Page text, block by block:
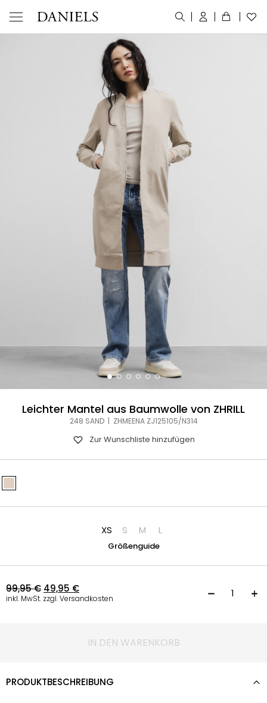
Leichter Mantel aus Baumwolle von ZHRILL
248 SAND | ZHMEENA ZJ125105/N314
Zur Wunschliste hinzufügen
XS S M L
Größenguide
99,95€ 49,95 €
inkl. MwSt. zzgl. Versandkosten
IN DEN WARENKORB
PRODUKTBESCHREIBUNG